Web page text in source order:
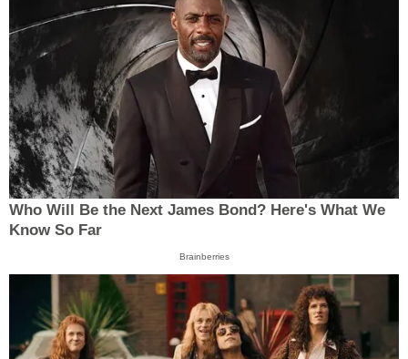
Who Will Be the Next James Bond? Here's What We
Know So Far
Brainberries